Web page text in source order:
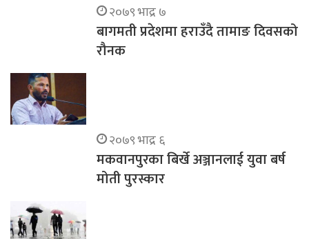
२०७९ भाद्र ७
बागमती प्रदेशमा हराउँदै तामाङ दिवसको
रौनक
२०७९ भाद्र ६
मकवानपुरका बिर्खे अञ्जानलाई युवा बर्ष
मोती पुरस्कार